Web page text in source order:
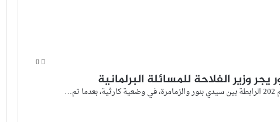
0
وزير الفلاحة للمسائلة البرلمانية